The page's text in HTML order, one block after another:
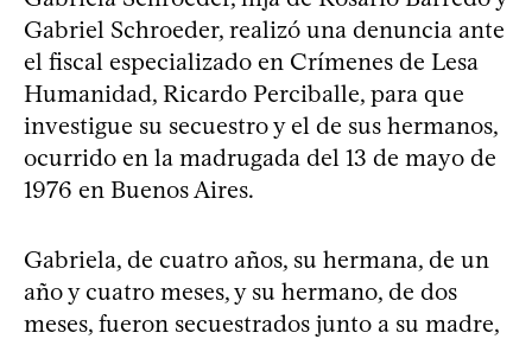
Gabriel Schroeder, realizó una denuncia ante
el fiscal especializado en Crímenes de Lesa
Humanidad, Ricardo Perciballe, para que
investigue su secuestro y el de sus hermanos,
ocurrido en la madrugada del 13 de mayo de
1976 en Buenos Aires.
Gabriela, de cuatro años, su hermana, de un
año y cuatro meses, y su hermano, de dos
meses, fueron secuestrados junto a su madre,